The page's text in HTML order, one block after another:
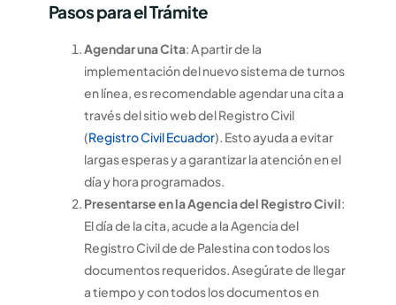
Pasos para el Trámite
Agendar una Cita: A partir de la
implementación del nuevo sistema de turnos
en línea, es recomendable agendar una cita a
través del sitio web del Registro Civil
(Registro Civil Ecuador). Esto ayuda a evitar
largas esperas y a garantizar la atención en el
día y hora programados.
Presentarse en la Agencia del Registro Civil:
El día de la cita, acude a la Agencia del
Registro Civil de de Palestina con todos los
documentos requeridos. Asegúrate de llegar
a tiempo y con todos los documentos en